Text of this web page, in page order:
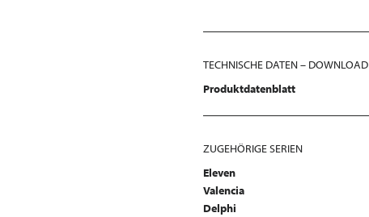
TECHNISCHE DATEN – DOWNLOAD
Produktdatenblatt
ZUGEHÖRIGE SERIEN
Eleven
Valencia
Delphi